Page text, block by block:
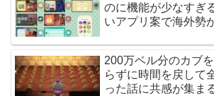
のに機能が少なすぎ
いアプリ案で海外勢
200万ベル分のカブ
らずに時間を戻して
った話に共感が集ま